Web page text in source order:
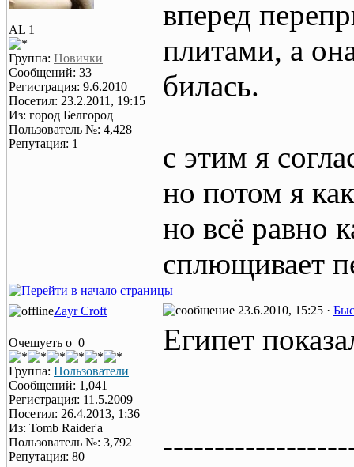
AL 1
Группа: Новички
Сообщений: 33
Регистрация: 9.6.2010
Посетил: 23.2.2011, 19:15
Из: город Белгород
Пользователь №: 4,428
Репутация: 1
вперед
плитами, а
билась.
с этим я
но потом я
но всё равно
сплющивает
Zayr Croft 23.6.2010, 15:25 ·
Очешуеть о_0
Группа: Пользователи
Сообщений: 1,041
Регистрация: 11.5.2009
Посетил: 26.4.2013, 1:36
Из: Tomb Raider'a
Пользователь №: 3,792
Репутация: 80
Египет